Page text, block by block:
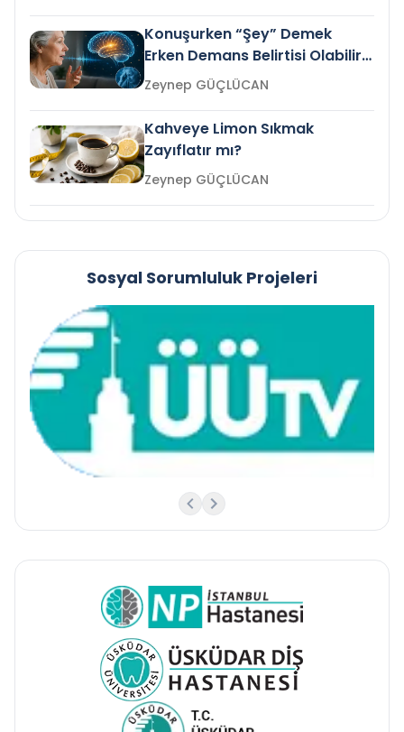
Konuşurken “Şey” Demek
Erken Demans Belirtisi Olabilir
mi?
Zeynep GÜÇLÜCAN
Kahveye Limon Sıkmak
Zayıflatır mı?
Zeynep GÜÇLÜCAN
Sosyal Sorumluluk Projeleri